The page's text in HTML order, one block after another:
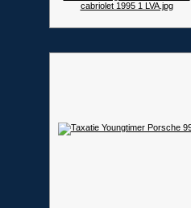
cabriolet 1995 1 LVA.jpg